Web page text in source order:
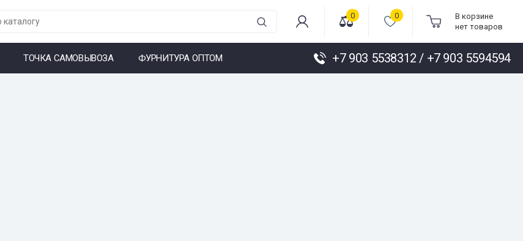
0 0
В корзине
нет товаров
ТОЧКА САМОВЫВОЗА ФУРНИТУРА ОПТОМ +7 903 5538312 / +7 903 5594594